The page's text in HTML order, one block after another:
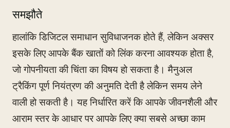
समझौते
हालांकि डिजिटल समाधान सुविधाजनक होते हैं, लेकिन अक्सर
इसके लिए आपके बैंक खातों को लिंक करना आवश्यक होता है,
जो गोपनीयता की चिंता का विषय हो सकता है। मैनुअल
ट्रैकिंग पूर्ण नियंत्रण की अनुमति देती है लेकिन समय लेने
वाली हो सकती है। यह निर्धारित करें कि आपके जीवनशैली और
आराम स्तर के आधार पर आपके लिए क्या सबसे अच्छा काम